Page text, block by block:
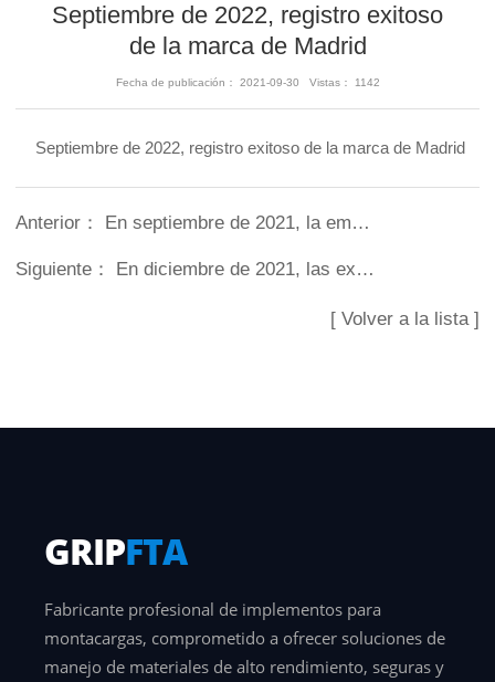
Septiembre de 2022, registro exitoso
de la marca de Madrid
Fecha de publicación： 2021-09-30 Vistas： 1142
Septiembre de 2022, registro exitoso de la marca de Madrid
Anterior： En septiembre de 2021, la empresa fue autorizada por Longgong Forklift (Shanghai) Co., Ltd. para producir accesorios para montacargas de la marca Longgong.
Siguiente： En diciembre de 2021, las exportaciones en 2021 aumentaron un 20% interanual en 2020.
[ Volver a la lista ]
GRIPFTA
Fabricante profesional de implementos para
montacargas, comprometido a ofrecer soluciones de
manejo de materiales de alto rendimiento, seguras y